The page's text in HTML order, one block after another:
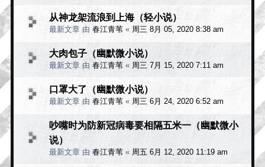
从神龙架流浪到上海（轻小说）
最新文章 由 春江青苇 « 周三 8月 05, 2020 8:38 am
大肉包子（幽默微小说）
最新文章 由 春江青苇 « 周三 7月 15, 2020 7:11 am
口罩大了（幽默微小说）
最新文章 由 春江青苇 « 周三 6月 24, 2020 6:52 am
吵嘴时为防新冠病毒要相隔五米一（幽默微小
说）
最新文章 由 春江青苇 « 周五 6月 12, 2020 11:19 am